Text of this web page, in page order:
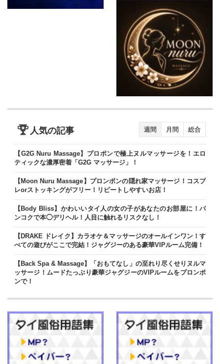
人気の記事 週間 月間 総合
【G2G Nuru Massage】プロポンで極上ヌルマッサージを！エロ
ティックな濃厚密着「G2G マッサージ」！
【Moon Nuru Massage】プロンポンの隠れ家マッサージ！コスプ
レorストッキングがフリー！リピートしやすいお店！
【Body Bliss】かわいいタイ人の女の子があなたのお部屋に！バ
ンコクで本◯デリヘル！人目に触れるリスクなし！
【DRAKE ドレイク】カラオケ＆マッサージのオールインワン！す
べての遊びがここで完結！ジャグジーのある豪華VIPルーム完備！
【Back Spa & Massage】「おもてなし」の至れり尽くせりヌルマ
ッサージ！ムードたっぷり豪華ジャグジーのVIPルームをプロンポ
ンで！